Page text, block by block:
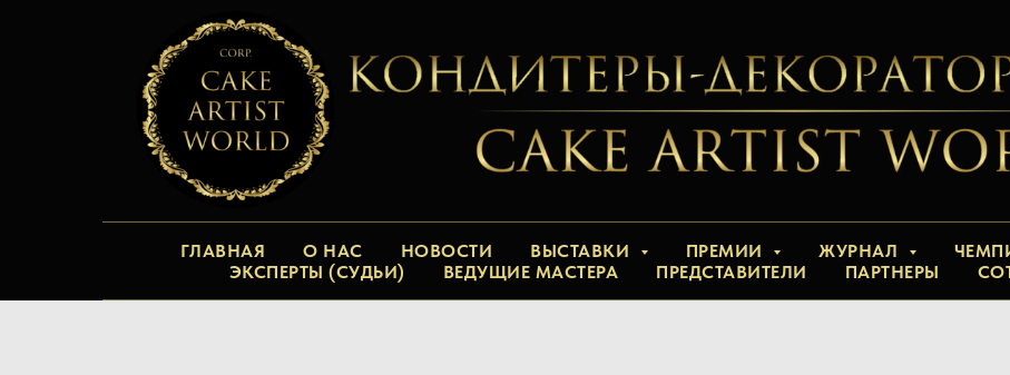
ГЛАВНАЯ О НАС НОВОСТИ ВЫСТАВКИ ПРЕМИИ ЖУРНАЛ
ЭКСПЕРТЫ (СУДЬИ)
ВЕДУЩИЕ МАСТЕРА ПРЕДСТАВИТЕЛИ ПАРТНЕРЫ